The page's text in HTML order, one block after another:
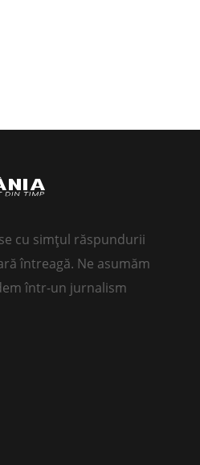
cu simțul răspundurii
întreagă. Ne asumăm
într-un jurnalism